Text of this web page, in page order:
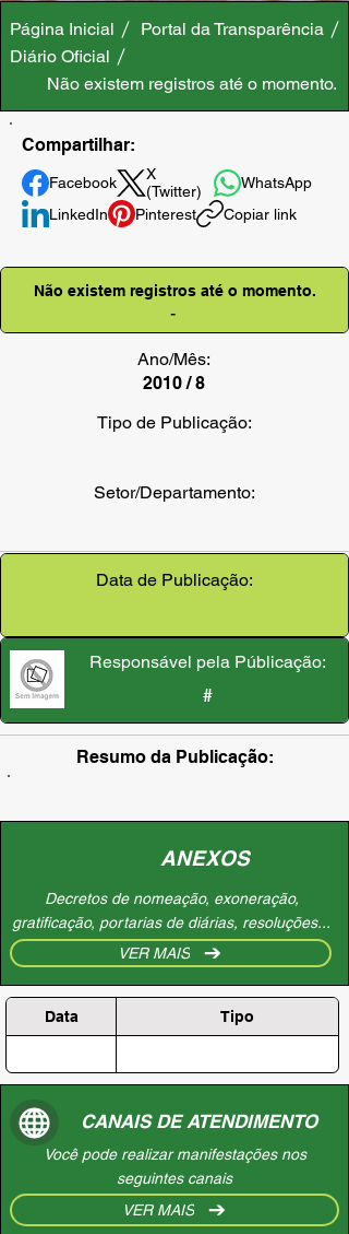
Página Inicial
Portal da Transparência
Diário Oficial
Não existem registros até o momento.
Compartilhar:
Facebook
X
(Twitter)
WhatsApp
LinkedIn
Pinterest Copiar link
Não existem registros até o momento.
-
Ano/Mês:
2010 / 8
Tipo de Publicação:
Setor/Departamento:
Data de Publicação:
Responsável pela Públicação:
#
Resumo da Publicação:
ANEXOS
Decretos de nomeação, exoneração,
gratificação, portarias de diárias, resoluções...
VER MAIS
Data Tipo
CANAIS DE ATENDIMENTO
Você pode realizar manifestações nos
seguintes canais
VER MAIS